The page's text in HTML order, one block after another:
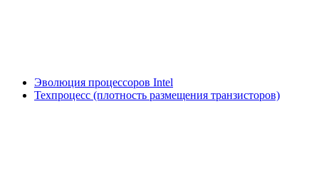
Эволюция процессоров Intel
Техпроцесс (плотность размещения транзисторов)